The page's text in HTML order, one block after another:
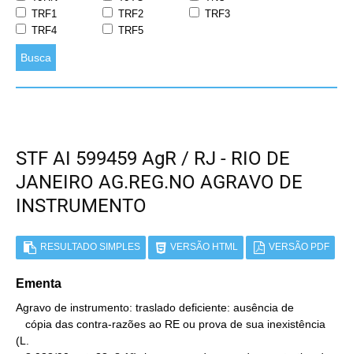
TRF1
TRF2
TRF3
TRF4
TRF5
Busca
STF AI 599459 AgR / RJ - RIO DE
JANEIRO AG.REG.NO AGRAVO DE
INSTRUMENTO
RESULTADO SIMPLES VERSÃO HTML VERSÃO PDF
Ementa
Agravo de instrumento: traslado deficiente: ausência de
(L.